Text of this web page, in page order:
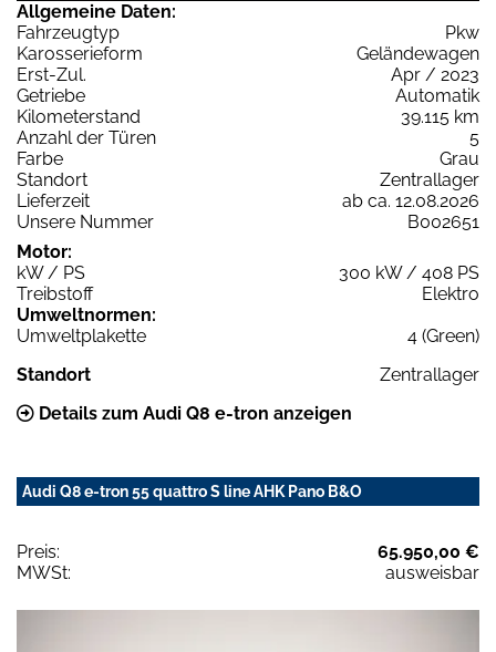
Allgemeine Daten:
Fahrzeugtyp
Pkw
Karosserieform
Geländewagen
Erst-Zul.
Apr / 2023
Getriebe
Automatik
Kilometerstand
39.115 km
Anzahl der Türen
5
Farbe
Grau
Standort
Zentrallager
Lieferzeit
ab ca. 12.08.2026
Unsere Nummer
B002651
Motor:
kW / PS
300 kW / 408 PS
Treibstoff
Elektro
Umweltnormen:
Umweltplakette
4 (Green)
Standort
Zentrallager
Details zum Audi Q8 e-tron anzeigen
Audi Q8 e-tron 55 quattro S line AHK Pano B&O
Preis:
65.950,00 €
MWSt:
ausweisbar